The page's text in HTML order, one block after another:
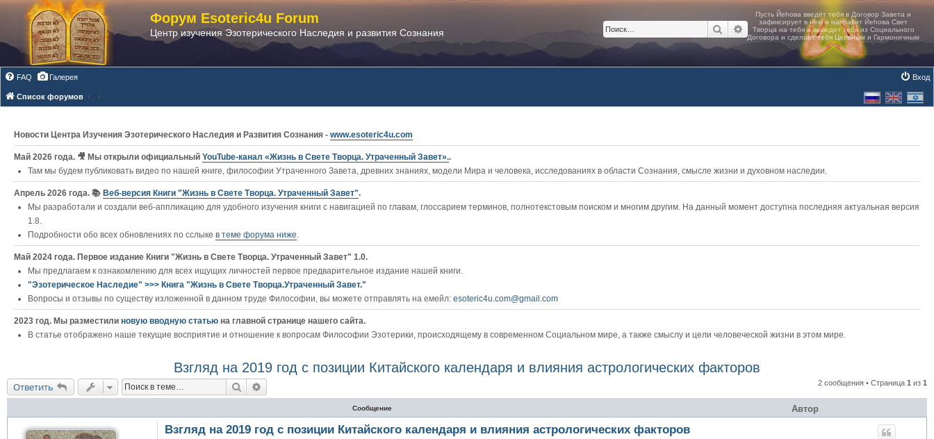
Форум Esoteric4u Forum
Центр изучения Эзотерического Наследия и развития Сознания Поиск Расширенный поиск
FAQ Галерея Вход
Список форумов
Новости Центра Изучения Эзотерического Наследия и Развития Сознания - www.esoteric4u.com
Май 2026 года. 🎥 Мы открыли официальный YouTube‑канал «Жизнь в Свете Творца. Утраченный Завет»..
Там мы будем публиковать видео по нашей книге, философии Утраченного Завета, древних знаниях, модели Мира и человека, исследованиях в области Сознания, смысле жизни и духовном наследии.
Апрель 2026 года. 📚 Веб-версия Книги "Жизнь в Свете Творца. Утраченный Завет".
Мы разработали и создали веб-аппликацию для удобного изучения книги c навигацией по главам, глоссарием терминов, полнотекстовым поиском и многим другим. На данный момент доступна последняя актуальная версия
1.8.
Подробности обо всех обновлениях по сслыке в теме форума ниже.
Май 2024 года. Первое издание Книги "Жизнь в Свете Творца. Утраченный Завет" 1.0.
Мы предлагаем к ознакомлению для всех ищущих личностей первое предварительное издание нашей книги.
"Эзотерическое Наследие" >>> Книга "Жизнь в Свете Творца.Утраченный Завет."
Вопросы и отзывы по существу изложенной в данном труде Философии, вы можете отправлять на емейл: esoteric4u.com@gmail.com
2023 год. Мы разместили новую вводную статью на главной странице нашего сайта.
В статье отображено наше текущие восприятие и отношение к вопросам Философии Эзотерики, происходящему в современном Социальном мире, а также смыслу и цели человеческой жизни в этом мире.
Взгляд на 2019 год с позиции Китайского календаря и влияния астрологических факторов
Ответить Поиск 2 сообщения • Страница 1 из 1
Сообщение Автор
Взгляд на 2019 год с позиции Китайского календаря и влияния астрологических факторов